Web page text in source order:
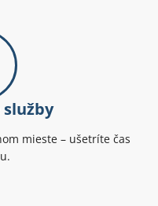
mieste – ušetríte čas